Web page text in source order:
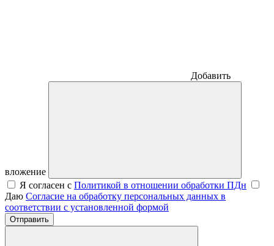
Добавить
вложение
Я согласен с Политикой в отношении обработки ПДн
Даю Согласие на обработку персональных данных в
соответствии с установленной формой
Отправить